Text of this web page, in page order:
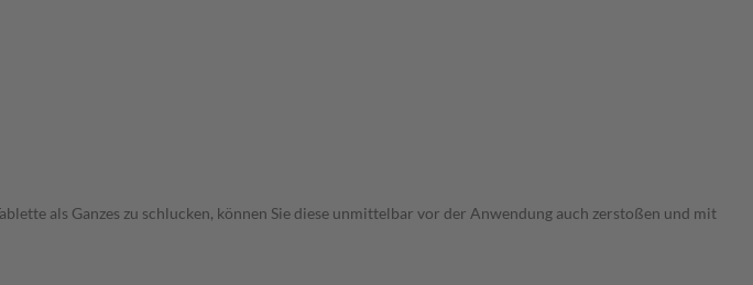
als Ganzes zu schlucken, können Sie diese unmittelbar vor der Anwendung auch zerstoßen und mit